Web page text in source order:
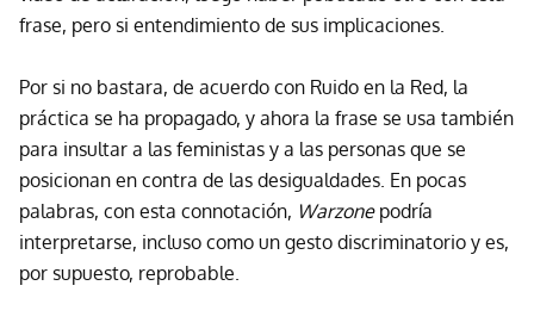
frase, pero si entendimiento de sus implicaciones.
Por si no bastara, de acuerdo con Ruido en la Red, la
práctica se ha propagado, y ahora la frase se usa también
para insultar a las feministas y a las personas que se
posicionan en contra de las desigualdades. En pocas
palabras, con esta connotación, Warzone podría
interpretarse, incluso como un gesto discriminatorio y es,
por supuesto, reprobable.